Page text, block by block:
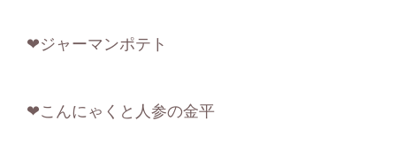
❤ジャーマンポテト
❤こんにゃくと人参の金平